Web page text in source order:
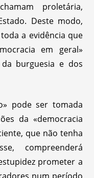
proletária,
Deste modo,
a evidência que
em geral»
burguesia e dos
pode ser tomada
da «democracia
que não tenha
compreenderá
prometer a